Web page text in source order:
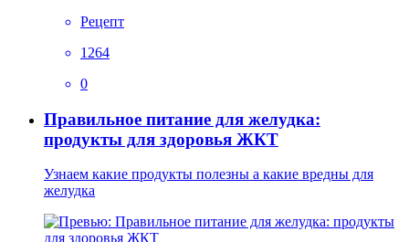
Рецепт
1264
0
Правильное питание для желудка:
продукты для здоровья ЖКТ
Узнаем какие продукты полезны а какие вредны для
желудка